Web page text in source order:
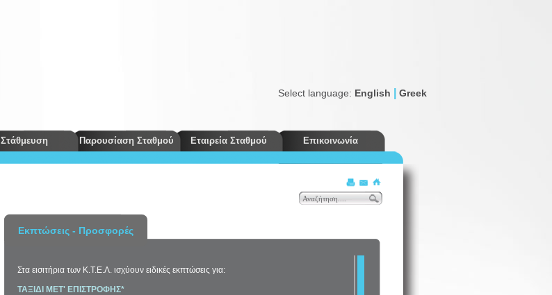
Select language: English Greek
Επικοινωνία
Εταιρεία Σταθμού
Παρουσίαση Σταθμού
Στάθμευση
Εκπτώσεις - Προσφορές
Στα εισιτήρια των Κ.Τ.Ε.Λ. ισχύουν ειδικές εκπτώσεις για:
ΤΑΞΙΔΙ ΜΕT' ΕΠΙΣΤΡΟΦΗΣ*